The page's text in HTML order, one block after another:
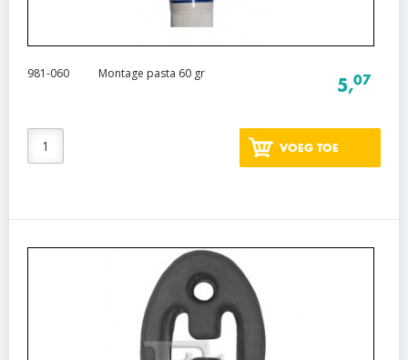
981-060 Montage pasta 60 gr
5,07
VOEG TOE